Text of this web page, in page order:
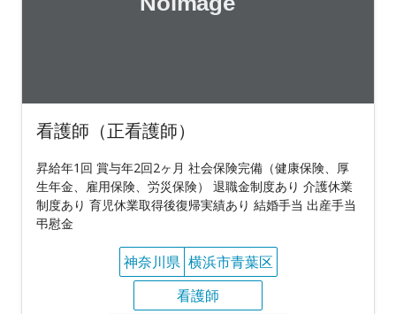
看護師（正看護師）
昇給年1回 賞与年2回2ヶ月 社会保険完備（健康保険、厚
生年金、雇用保険、労災保険） 退職金制度あり 介護休業
制度あり 育児休業取得後復帰実績あり 結婚手当 出産手当
弔慰金
神奈川県 横浜市青葉区
看護師